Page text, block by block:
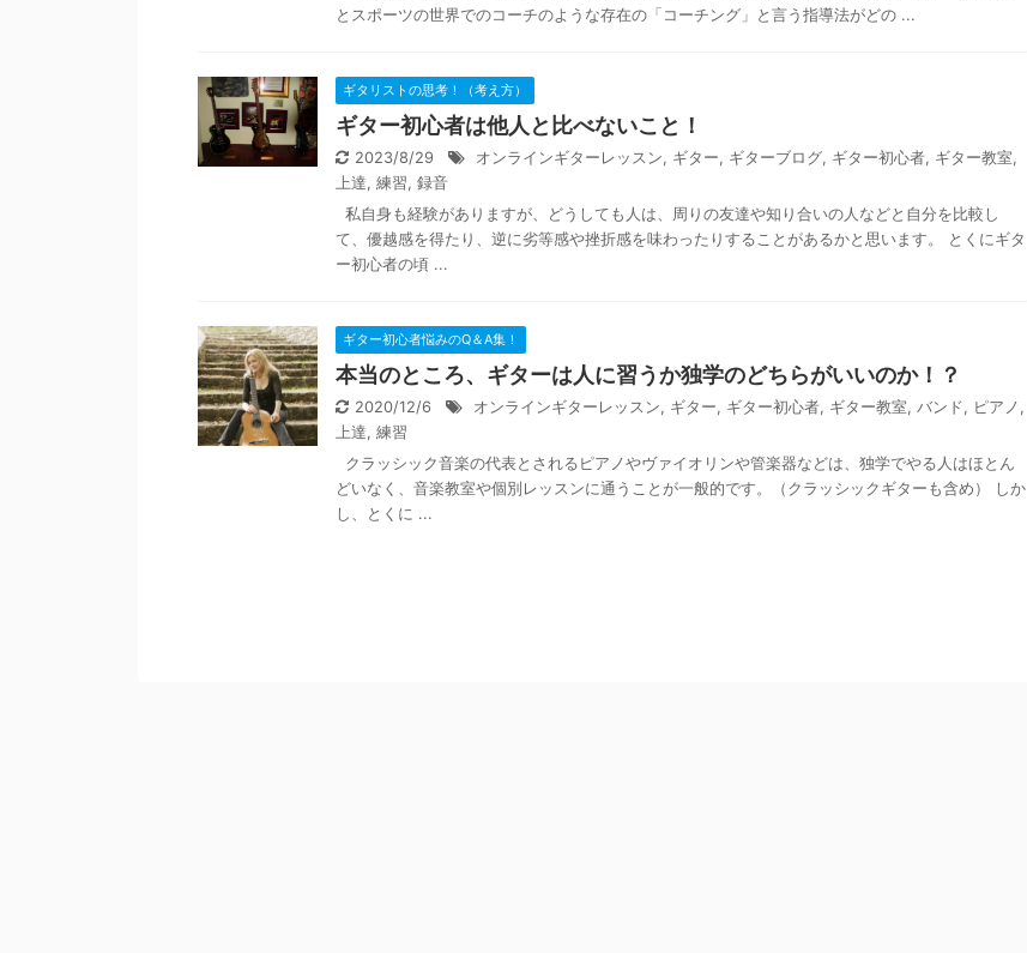
とスポーツの世界でのコーチのような存在の「コーチング」と言う指導法がどの ...
ギタリストの思考！（考え方）
ギター初心者は他人と比べないこと！
2023/8/29 オンラインギターレッスン, ギター, ギターブログ, ギター初心者, ギター教室,
上達, 練習, 録音
私自身も経験がありますが、どうしても人は、周りの友達や知り合いの人などと自分を比較し
て、優越感を得たり、逆に劣等感や挫折感を味わったりすることがあるかと思います。 とくにギタ
ー初心者の頃 ...
ギター初心者悩みのQ＆A集！
本当のところ、ギターは人に習うか独学のどちらがいいのか！？
2020/12/6 オンラインギターレッスン, ギター, ギター初心者, ギター教室, バンド, ピアノ ,
上達, 練習
クラッシック音楽の代表とされるピアノやヴァイオリンや管楽器などは、独学でやる人はほとん
どいなく、音楽教室や個別レッスンに通うことが一般的です。（クラッシックギターも含め） しか
し、とくに ...